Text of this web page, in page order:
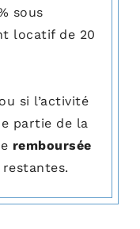
sous
locatif de 20
ou si l’activité
partie de la
remboursée
restantes.